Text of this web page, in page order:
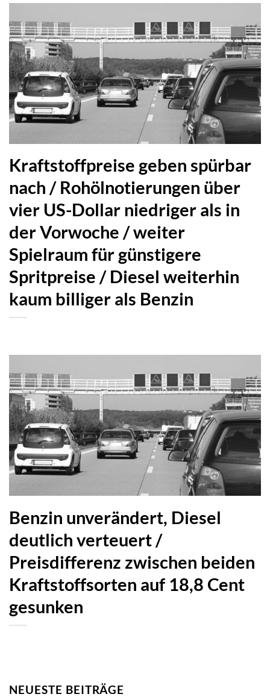
Kraftstoffpreise geben spürbar
nach / Rohölnotierungen über
vier US-Dollar niedriger als in
der Vorwoche / weiter
Spielraum für günstigere
Spritpreise / Diesel weiterhin
kaum billiger als Benzin
Benzin unverändert, Diesel
deutlich verteuert /
Preisdifferenz zwischen beiden
Kraftstoffsorten auf 18,8 Cent
gesunken
NEUESTE BEITRÄGE